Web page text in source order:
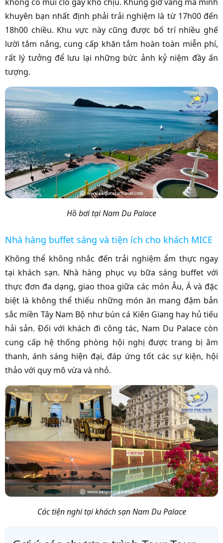
không có mùi clo gây khó chịu. Khung giờ vàng mà mình
khuyên bạn nhất định phải trải nghiệm là từ 17h00 đến
18h00 chiều. Khu vực này cũng được bố trí nhiều ghế
lười tắm nắng, cung cấp khăn tắm hoàn toàn miễn phí,
rất lý tưởng để lưu lại những bức ảnh kỷ niệm đầy ấn
tượng.
Hồ bơi tại Nam Du Palace
Nhà hàng buffet sáng và tiện ích cho khách MICE
Không thể không nhắc đến trải nghiệm ẩm thực ngay
tại khách sạn. Nhà hàng phục vụ bữa sáng buffet với
thực đơn đa dạng, giao thoa giữa các món Âu, Á và đặc
biệt là không thể thiếu những món ăn mang đậm bản
sắc miền Tây Nam Bộ như bún cá Kiên Giang hay hủ tiếu
hải sản. Đối với khách đi công tác, Nam Du Palace còn
cung cấp hệ thống phòng hội nghị được trang bị âm
thanh, ánh sáng hiện đại, đáp ứng tốt các sự kiện, hội
thảo với quy mô vừa và nhỏ.
Các tiện nghi tại khách sạn Nam Du Palace